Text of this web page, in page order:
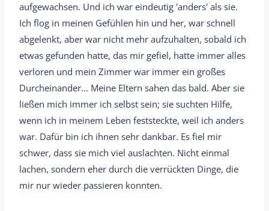
aufgewachsen. Und ich war eindeutig 'anders' als sie.
Ich flog in meinen Gefühlen hin und her, war schnell
abgelenkt, aber war nicht mehr aufzuhalten, sobald ich
etwas gefunden hatte, das mir gefiel, hatte immer alles
verloren und mein Zimmer war immer ein großes
Durcheinander... Meine Eltern sahen das bald. Aber sie
ließen mich immer ich selbst sein; sie suchten Hilfe,
wenn ich in meinem Leben feststeckte, weil ich anders
war. Dafür bin ich ihnen sehr dankbar. Es fiel mir
schwer, dass sie mich viel auslachten. Nicht einmal
lachen, sondern eher durch die verrückten Dinge, die
mir nur wieder passieren konnten.